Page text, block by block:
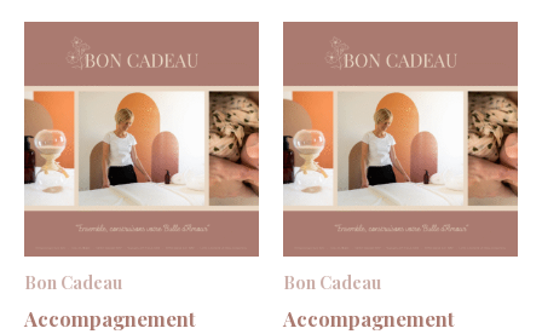
Bon Cadeau
Accompagnement
Bon Cadeau
Accompagnement